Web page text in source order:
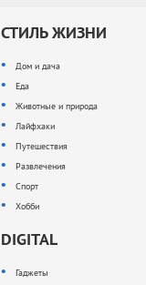
СТИЛЬ ЖИЗНИ
Дом и дача
Еда
Животные и природа
Лайфхаки
Путешествия
Развлечения
Спорт
Хобби
DIGITAL
Гаджеты